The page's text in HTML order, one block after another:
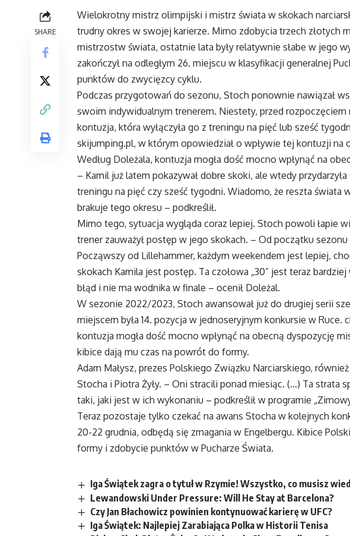
SHARE
Wielokrotny mistrz olimpijski i mistrz świata w skokach
trudny okres w swojej karierze. Mimo zdobycia trzech złotych
mistrzostw świata, ostatnie lata były relatywnie słabe w jego
zakończył na odległym 26. miejscu w klasyfikacji generalnej
punktów do zwycięzcy cyklu.
Podczas przygotowań do sezonu, Stoch ponownie nawiązał
swoim indywidualnym trenerem. Niestety, przed rozpoczęciem
kontuzja, która wyłączyła go z treningu na pięć lub sześć
skijumping.pl, w którym opowiedział o wpływie tej kontuzji na
Według Doleżala, kontuzja mogła dość mocno wpłynąć na
– Kamil już latem pokazywał dobre skoki, ale wtedy
treningu na pięć czy sześć tygodni. Wiadomo, że reszta świata
brakuje tego okresu – podkreślił.
Mimo tego, sytuacja wygląda coraz lepiej. Stoch powoli łapie
trener zauważył postęp w jego skokach. – Od początku
Począwszy od Lillehammer, każdym weekendem jest lepiej,
skokach Kamila jest postęp. Ta czołowa „30” jest teraz
błąd i nie ma wodnika w finale – ocenił Doleżal.
W sezonie 2022/2023, Stoch awansował już do drugiej serii
miejscem była 14. pozycja w jednoseryjnym konkursie w Ruce.
kontuzja mogła dość mocno wpłynąć na obecną dyspozycję
kibice dają mu czas na powrót do formy.
Adam Małysz, prezes Polskiego Związku Narciarskiego,
Stocha i Piotra Żyły. – Oni stracili ponad miesiąc. (…) Ta strata
taki, jaki jest w ich wykonaniu – podkreślił w programie
Teraz pozostaje tylko czekać na awans Stocha w kolejnych
20-22 grudnia, odbędą się zmagania w Engelbergu. Kibice
formy i zdobycie punktów w Pucharze Świata.
Iga Świątek zagra o tytuł w Rzymie! Wszystko, co musisz
Lewandowski Under Pressure: Will He Stay at Barcelona?
Czy Jan Błachowicz powinien kontynuować karierę w UFC?
Iga Świątek: Najlepiej Zarabiająca Polka w Historii Tenisa